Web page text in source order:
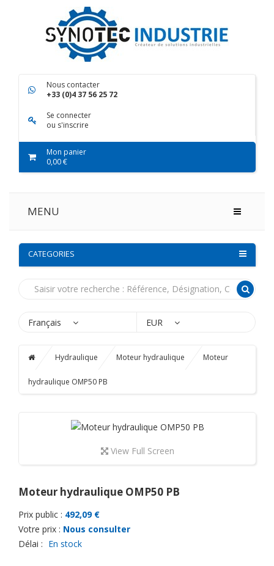
Nous contacter
+33 (0)4 37 56 25 72
Se connecter
ou s'inscrire
Mon panier
0,00 €
MENU
CATEGORIES
Français EUR
Hydraulique Moteur hydraulique Moteur
hydraulique OMP50 PB
View Full Screen
Moteur hydraulique OMP50 PB
Prix public : 492,09 €
Votre prix : Nous consulter
Délai : En stock